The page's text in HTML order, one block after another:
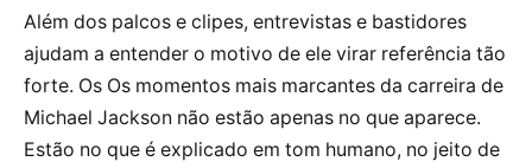
Além dos palcos e clipes, entrevistas e bastidores
ajudam a entender o motivo de ele virar referência tão
forte. Os Os momentos mais marcantes da carreira de
Michael Jackson não estão apenas no que aparece.
Estão no que é explicado em tom humano, no jeito de